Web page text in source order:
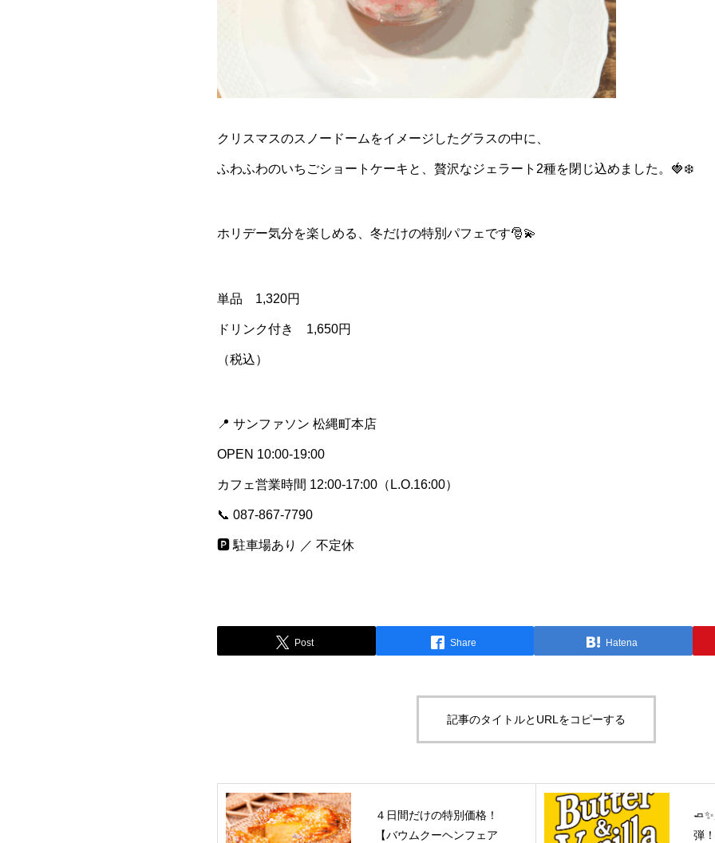
クリスマスのスノードームをイメージしたグラスの中に、
ふわふわのいちごショートケーキと、贅沢なジェラート2種を閉じ込めました。🍓❄️
ホリデー気分を楽しめる、冬だけの特別パフェです🎅💫
単品 1,320円
ドリンク付き 1,650円
（税込）
📍 サンファソン 松縄町本店
OPEN 10:00-19:00
カフェ営業時間 12:00-17:00（L.O.16:00）
📞 087-867-7790
🅿️ 駐車場あり ／ 不定休
Post Share Hatena
記事のタイトルとURLをコピーする
４日間だけの特別価格！
【バウムクーヘンフェア
弾